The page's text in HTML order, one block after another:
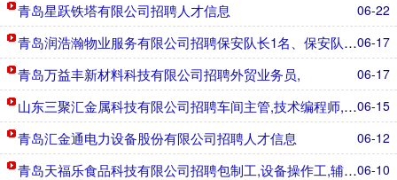
06-22
青岛星跃铁塔有限公司招聘人才信息
06-17
青岛润浩瀚物业服务有限公司招聘保安队长1名、保安队员4名
06-17
青岛万益丰新材料科技有限公司招聘外贸业务员,
06-15
山东三聚汇金属科技有限公司招聘车间主管,技术编程师,长白班辅助工
06-12
青岛汇金通电力设备股份有限公司招聘人才信息
06-10
青岛天福乐食品科技有限公司招聘包制工,设备操作工,辅助工